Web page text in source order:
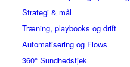
Strategi & mål
Træning, playbooks og drift
Automatisering og Flows
360° Sundhedstjek